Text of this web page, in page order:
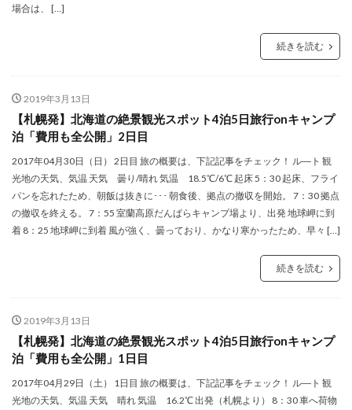
場合は、 […]
続きを読む
2019年3月13日
【札幌発】北海道の絶景観光スポット4泊5日旅行onキャンプ
泊「費用も全公開」2日目
2017年04月30日（日） 2日目 旅の概要は、下記記事をチェック！ ル―ト 観
光地の天気、気温 天気 曇り/晴れ 気温 18.5℃/6℃ 起床 5：30 起床、フライ
パンを忘れたため、朝飯は抜きに･･･ 朝食後、拠点の撤収を開始。 7：30 拠点
の撤収を終える。 7：55 室蘭高原だんぱらキャンプ場より、出発 地球岬に到
着 8：25 地球岬に到着 風が強く、曇っており、かなり寒かったため、早々 […]
続きを読む
2019年3月13日
【札幌発】北海道の絶景観光スポット4泊5日旅行onキャンプ
泊「費用も全公開」1日目
2017年04月29日（土） 1日目 旅の概要は、下記記事をチェック！ ル―ト 観
光地の天気、気温 天気 晴れ 気温 16.2℃ 出発（札幌より） 8：30 車へ荷物